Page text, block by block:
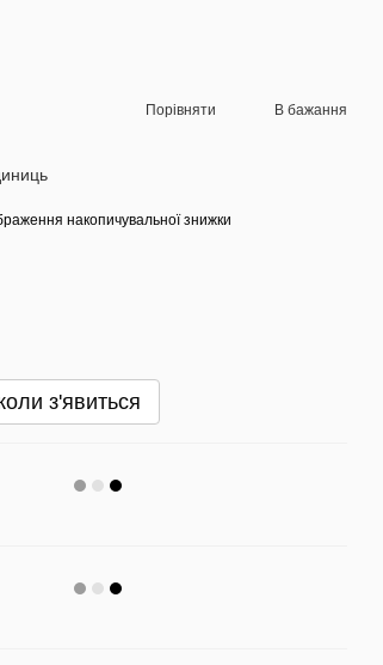
Порівняти В бажання
накопичувальної знижки
з'явиться